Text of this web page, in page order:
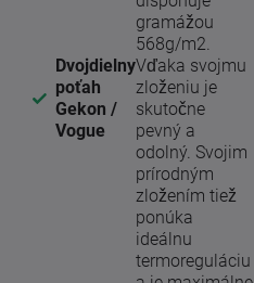
Dvojdielny
poťah
Gekon /
Vogue
gramážou
568g/m2.
Vďaka svojmu
zloženiu je
skutočne
pevný a
odolný. Svojim
prírodným
zložením tiež
ponúka
ideálnu
termoreguláciu